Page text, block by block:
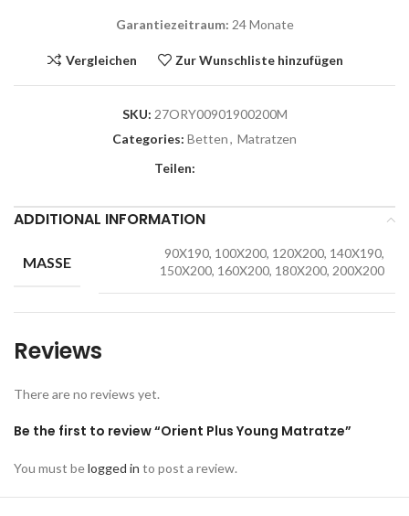
Garantiezeitraum: 24 Monate
Vergleichen Zur Wunschliste hinzufügen
SKU: 27ORY00901900200M
Categories: Betten, Matratzen
Teilen:
ADDITIONAL INFORMATION
MASSE
90X190, 100X200, 120X200, 140X190,
150X200, 160X200, 180X200, 200X200
Reviews
There are no reviews yet.
Be the first to review “Orient Plus Young Matratze”
You must belogged in to post a review.